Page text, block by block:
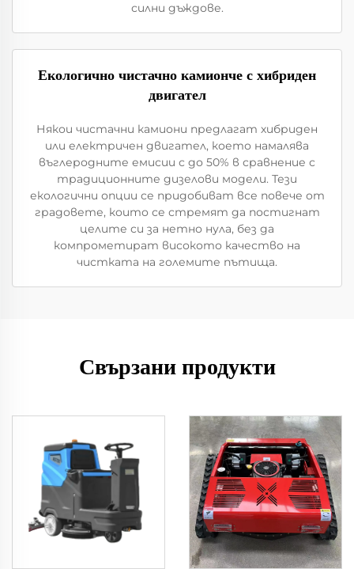
силни дъждове.
Екологично чистачно камионче с хибриден
двигател
Някои чистачни камиони предлагат хибриден
или електричен двигател, което намалява
въглеродните емисии с до 50% в сравнение с
традиционните дизелови модели. Тези
екологични опции се придобиват все повече от
градовете, които се стремят да постигнат
целите си за нетно нула, без да
компрометират високото качество на
чистката на големите пътища.
Свързани продукти